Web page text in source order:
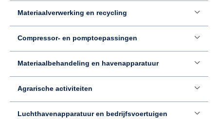
Materiaalverwerking en recycling
Compressor- en pomptoepassingen
Materiaalbehandeling en havenapparatuur
Agrarische activiteiten
Luchthavenapparatuur en bedrijfsvoertuigen